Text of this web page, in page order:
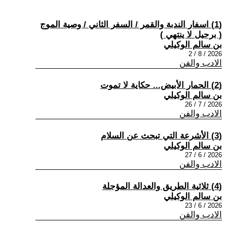
(1) اسفار الندبة والقمر / السفر الثاني / وصية الموج
( برحيل لا ينتھي )
بن سالم الوكيلي
2026 / 8 / 2
الادب والفن
(2) الحمار الأبيض... حكاية لا تموت
بن سالم الوكيلي
2026 / 7 / 26
الادب والفن
(3) الأشرعة التي تبحث عن السلام
بن سالم الوكيلي
2026 / 6 / 27
الادب والفن
(4) ثلاثية الطريق والعدالة المؤجلة
بن سالم الوكيلي
2026 / 6 / 23
الادب والفن